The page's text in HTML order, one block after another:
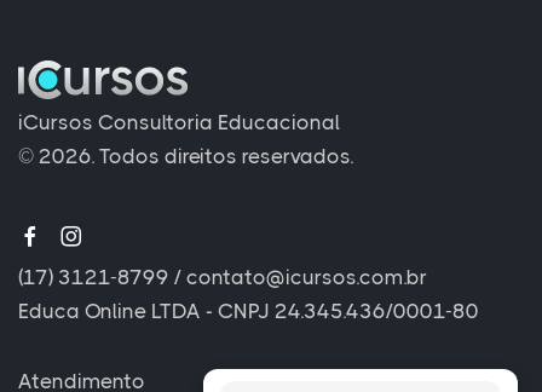
iCursos Consultoria Educacional
© 2026. Todos direitos reservados.
(17) 3121-8799 / contato@icursos.com.br
Educa Online LTDA - CNPJ 24.345.436/0001-80
Atendimento